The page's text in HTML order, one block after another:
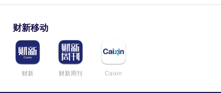
财新移动
财新 财新周刊 Caixin